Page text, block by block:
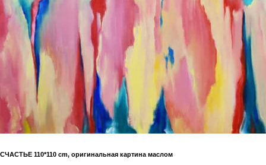
СЧАСТЬЕ 110*110 cm, оригинальная картина маслом